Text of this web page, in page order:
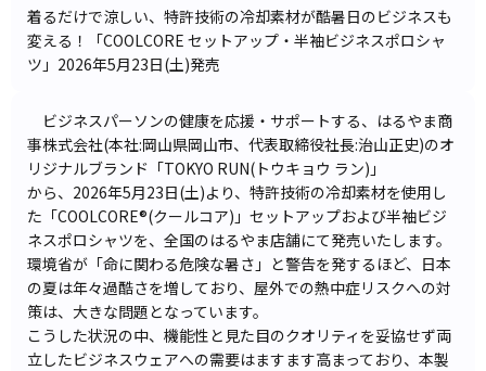
着るだけで涼しい、特許技術の冷却素材が酷暑日のビジネスも
変える！「COOLCORE セットアップ・半袖ビジネスポロシャ
ツ」2026年5月23日(土)発売
ビジネスパーソンの健康を応援・サポートする、はるやま商
事株式会社(本社:岡山県岡山市、代表取締役社長:治山正史)のオ
リジナルブランド「TOKYO RUN(トウキョウ ラン)」
から、2026年5月23日(土)より、特許技術の冷却素材を使用し
た「COOLCORE®(クールコア)」セットアップおよび半袖ビジ
ネスポロシャツを、全国のはるやま店舗にて発売いたします。
環境省が「命に関わる危険な暑さ」と警告を発するほど、日本
の夏は年々過酷さを増しており、屋外での熱中症リスクへの対
策は、大きな問題となっています。
こうした状況の中、機能性と見た目のクオリティを妥協せず両
立したビジネスウェアへの需要はますます高まっており、本製